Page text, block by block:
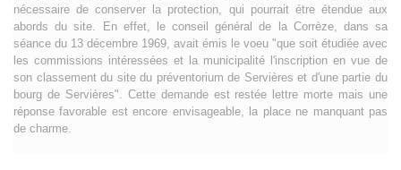
nécessaire de conserver la protection, qui pourrait étre étendue aux
abords du site. En effet, le conseil général de la Corrèze, dans sa
séance du 13 décembre 1969, avait émis le voeu "que soit étudiée avec
les commissions intéressées et la municipalité l'inscription en vue de
son classement du site du préventorium de Servières et d'une partie du
bourg de Servières". Cette demande est restée lettre morte mais une
réponse favorable est encore envisageable, la place ne manquant pas
de charme.